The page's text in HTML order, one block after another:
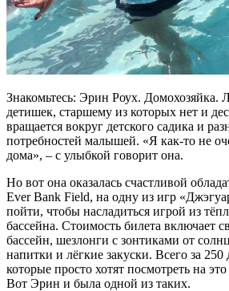
Знакомьтесь: Эрин Роух. Домохозяйка.
детишек, старшему из которых нет и
вращается вокруг детского садика и
потребностей малышей. «Я как-то не
дома», – с улыбкой говорит она.
Но вот она оказалась счастливой
Ever Bank Field, на одну из игр
пойти, чтобы насладиться игрой из
бассейна. Стоимость билета включает
бассейн, шезлонги с зонтиками от
напитки и лёгкие закуски. Всего за 250
которые просто хотят посмотреть на
Вот Эрин и была одной из таких.